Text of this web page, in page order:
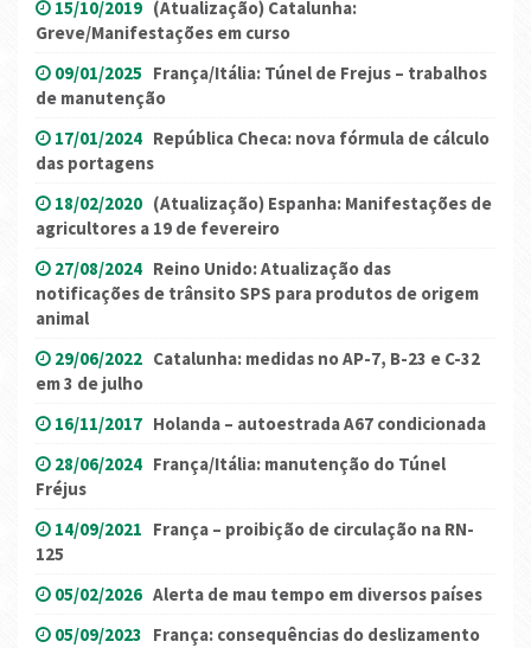
15/10/2019 (Atualização) Catalunha:
Greve/Manifestações em curso
09/01/2025 França/Itália: Túnel de Frejus – trabalhos
de manutenção
17/01/2024 República Checa: nova fórmula de cálculo
das portagens
18/02/2020 (Atualização) Espanha: Manifestações de
agricultores a 19 de fevereiro
27/08/2024 Reino Unido: Atualização das
notificações de trânsito SPS para produtos de origem
animal
29/06/2022 Catalunha: medidas no AP-7, B-23 e C-32
em 3 de julho
16/11/2017 Holanda – autoestrada A67 condicionada
28/06/2024 França/Itália: manutenção do Túnel
Fréjus
14/09/2021 França – proibição de circulação na RN-
125
05/02/2026 Alerta de mau tempo em diversos países
05/09/2023 França: consequências do deslizamento